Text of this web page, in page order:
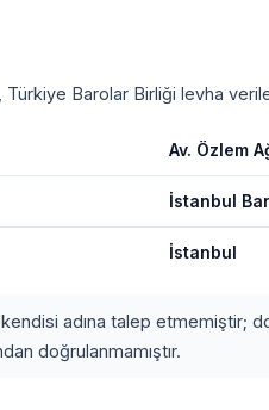
Barolar Birliği levha
Av. Özlem
İstanbul
İstanbul
adına talep etmemiştir;
doğrulanmamıştır.